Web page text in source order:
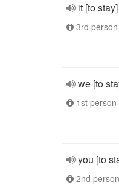
it [to stay]
3rd
we [to
1st
you [to
2nd